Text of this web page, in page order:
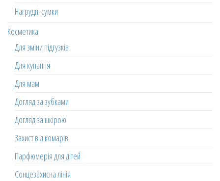
Нагрудні сумки
Косметика
Для зміни підгузків
Для купання
Для мам
Догляд за зубками
Догляд за шкірою
Захист від комарів
Парфюмерія для дітей
Сонцезахисна лінія